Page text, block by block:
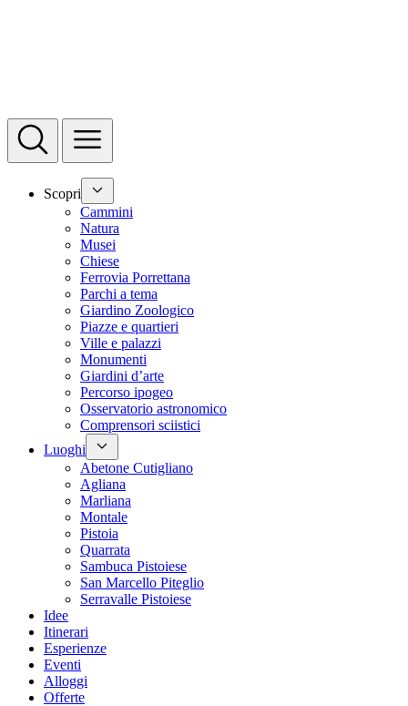
Scopri
Cammini
Natura
Musei
Chiese
Ferrovia Porrettana
Parchi a tema
Giardino Zoologico
Piazze e quartieri
Ville e palazzi
Monumenti
Giardini d’arte
Percorso ipogeo
Osservatorio astronomico
Comprensori sciistici
Luoghi
Abetone Cutigliano
Agliana
Marliana
Montale
Pistoia
Quarrata
Sambuca Pistoiese
San Marcello Piteglio
Serravalle Pistoiese
Idee
Itinerari
Esperienze
Eventi
Alloggi
Offerte